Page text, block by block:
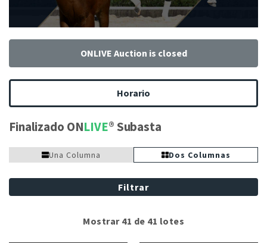
Horario
Finalizado ONLIVE Subasta
Una Columna Dos Columnas
Filtrar
Mostrar 41 de 41 lotes
ONLIVE Auction is closed